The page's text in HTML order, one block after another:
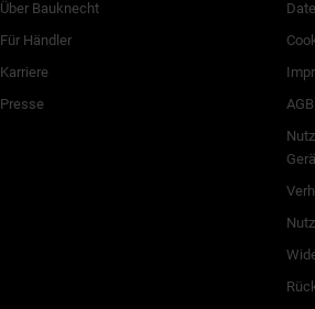
Über Bauknecht
Für Händler
Karriere
Presse
AGB